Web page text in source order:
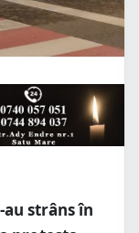
strâns în